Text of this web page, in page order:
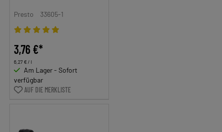
Presto 33605-1
3,76 €*
6,27 € / l
Am Lager - Sofort
verfügbar
AUF DIE MERKLISTE